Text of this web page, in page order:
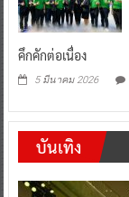
คึกคักต่อเนื่อง
5 มีนาคม 2026
บันเทิง